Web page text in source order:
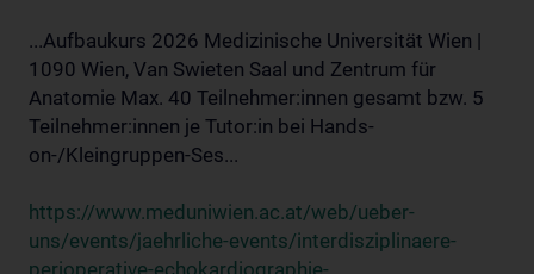
...Aufbaukurs 2026 Medizinische Universität Wien |
1090 Wien, Van Swieten Saal und Zentrum für
Anatomie Max. 40 Teilnehmer:innen gesamt bzw. 5
Teilnehmer:innen je Tutor:in bei Hands-
on-/Kleingruppen-Ses...
https://www.meduniwien.ac.at/web/ueber-
uns/events/jaehrliche-events/interdisziplinaere-
perioperative-echokardiographie-